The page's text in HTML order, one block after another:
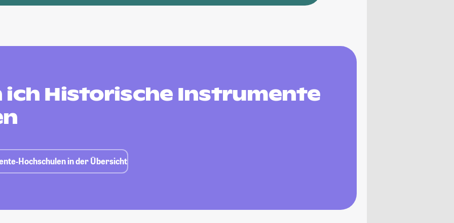
ich Historische Instrumente
Hochschulen in der Übersicht